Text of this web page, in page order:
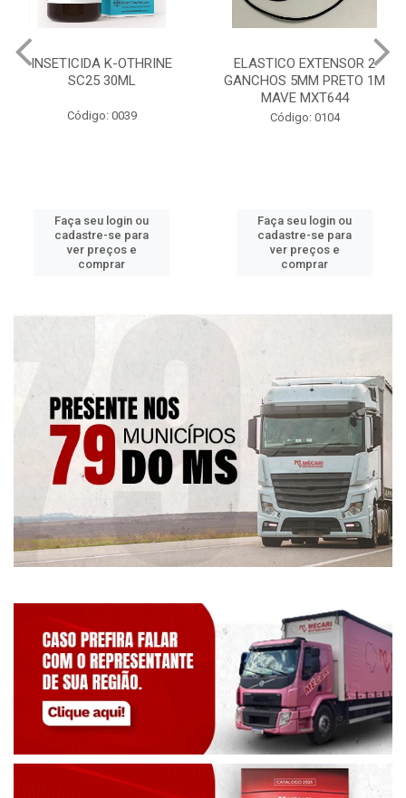
INSETICIDA K-OTHRINE
SC25 30ML
Código: 0039
Faça seu login ou
cadastre-se para
ver preços e
comprar
ELASTICO EXTENSOR 2
GANCHOS 5MM PRETO 1M
MAVE MXT644
Código: 0104
Faça seu login ou
cadastre-se para
ver preços e
comprar